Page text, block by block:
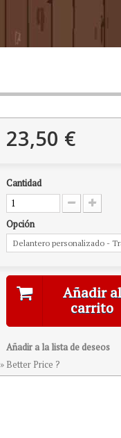
23,50 €
Cantidad
Opción
Delantero personalizado -
Añadir al
carrito
Añadir a la lista de deseos
» Better Price ?